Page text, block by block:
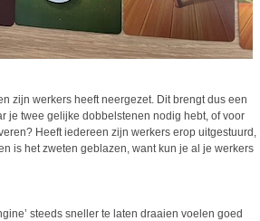
zijn werkers heeft neergezet. Dit brengt dus een
je twee gelijke dobbelstenen nodig hebt, of voor
Heeft iedereen zijn werkers erop uitgestuurd,
is het zweten geblazen, want kun je al je werkers
steeds sneller te laten draaien voelen goed